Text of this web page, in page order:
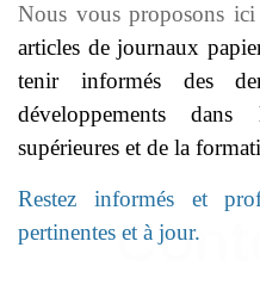
Nous vous proposons ici
articles de journaux
tenir informés des
développements
supérieures et de la
Restez informés et
pertinentes et à jour.